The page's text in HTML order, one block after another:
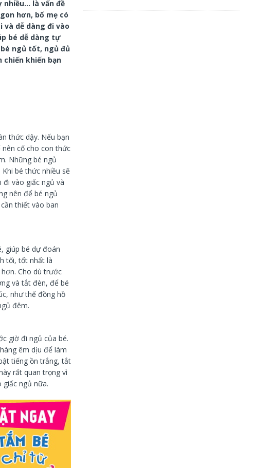
nhiều… là vấn đề
hơn, bố mẹ có
và dễ dàng đi vào
bé dễ dàng tự
ngủ tốt, ngủ đủ
khiến bạn
thức dậy. Nếu bạn
cố cho con thức
Những bé ngủ
bé thức nhiều sẽ
vào giấc ngủ và
nên để bé ngủ
thiết vào ban
giúp bé dự đoán
tối, tốt nhất là
Cho dù trước
và tắt đèn, để bé
như thế đồng hồ
đêm.
giờ đi ngủ của bé.
êm dịu để làm
tiếng ồn trắng, tắt
rất quan trọng vì
ngủ nữa.